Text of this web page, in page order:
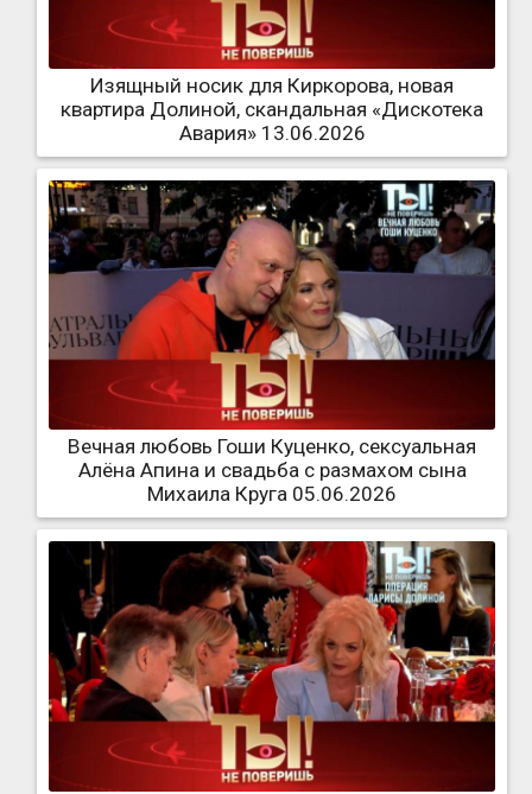
Изящный носик для Киркорова, новая
квартира Долиной, скандальная «Дискотека
Авария» 13.06.2026
Вечная любовь Гоши Куценко, сексуальная
Алёна Апина и свадьба с размахом сына
Михаила Круга 05.06.2026